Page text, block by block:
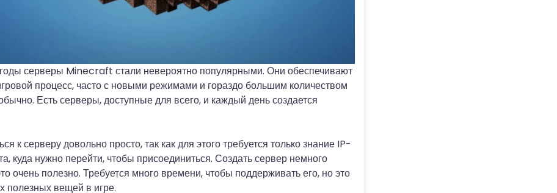
серверы Minecraft стали невероятно популярными. Они обеспечивают
процесс, часто с новыми режимами и гораздо большим количеством
Есть серверы, доступные для всего, и каждый день создается
к серверу довольно просто, так как для этого требуется только знание IP-
куда нужно перейти, чтобы присоединиться. Создать сервер немного
очень полезно. Требуется много времени, чтобы поддерживать его, но это
полезных вещей в игре.